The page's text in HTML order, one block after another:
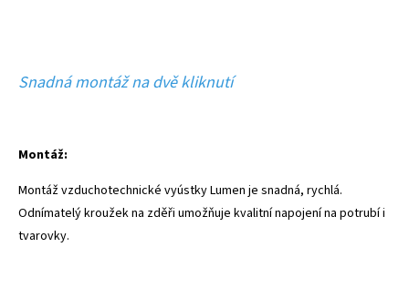
Snadná montáž na dvě kliknutí
Montáž:
Montáž vzduchotechnické vyústky Lumen je snadná, rychlá.
Odnímatelý kroužek na zděři umožňuje kvalitní napojení na potrubí i
tvarovky.